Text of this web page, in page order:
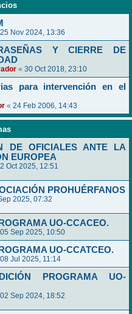
25 Nov 2024, 13:36
Y CIERRE DE
« 30 Oct 2018, 23:10
para intervención en el
« 24 Feb 2006, 14:43
DE OFICIALES ANTE LA
EUROPEA
Oct 2025, 12:51
PROHUÉRFANOS
2025, 07:32
UO-CCACEO.
05 Sep 2025, 10:50
UO-CCATCEO.
08 Jul 2025, 11:14
PROGRAMA UO-
02 Sep 2024, 18:52